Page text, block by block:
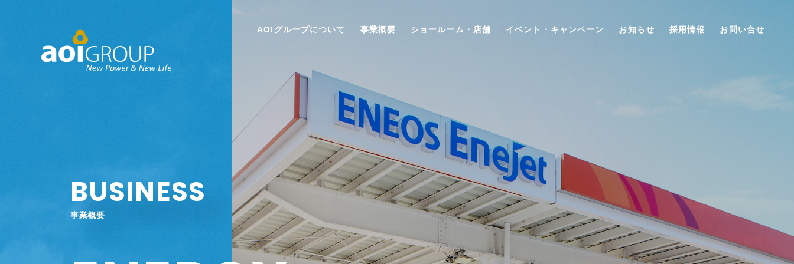
AOIグループについて 事業概要 ショールーム・店舗 イベント・キャンペーン お知らせ 採用情報 お問い合せ
BUSINESS
事業概要